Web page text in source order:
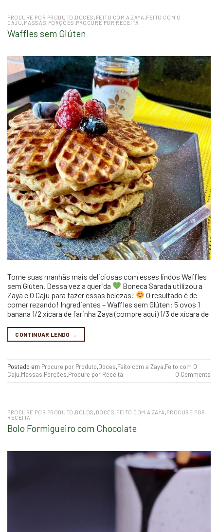
PROCURE POR PRODUTO DOCES FEITO COM A ZAYA FEITO COM O
CAJU MASSAS PORÇÕES PROCURE POR RECEITA
Waffles sem Glúten
Torne suas manhãs mais deliciosas com esses lindos Waffles
sem Glúten. Dessa vez a querida
Boneca Sarada utilizou a
Zaya e O Caju para fazer essas belezas!
O resultado é de
comer rezando! Ingredientes – Waffles sem Glúten: 5 ovos 1
banana 1/2 xícara de farinha Zaya (compre aqui) 1/3 de xícara de
CONTINUAR LENDO →
Postado em Procure por Produto,Doces,Feito com a Zaya,Feito com O
Caju,Massas,Porções,Procure por Receita 0 Comments
PROCURE POR PRODUTO ,BOLOS , DOCES, FEITO COM A ZAYA ,PROCURE POR
RECEITA
Bolo Formigueiro com Chocolate